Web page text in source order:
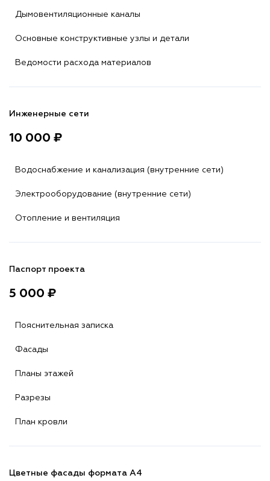
Дымовентиляционные каналы
Основные конструктивные узлы и детали
Ведомости расхода материалов
Инженерные сети
10 000 ₽
Водоснабжение и канализация (внутренние сети)
Электрооборудование (внутренние сети)
Отопление и вентиляция
Паспорт проекта
5 000 ₽
Пояснительная записка
Фасады
Планы этажей
Разрезы
План кровли
Цветные фасады формата А4